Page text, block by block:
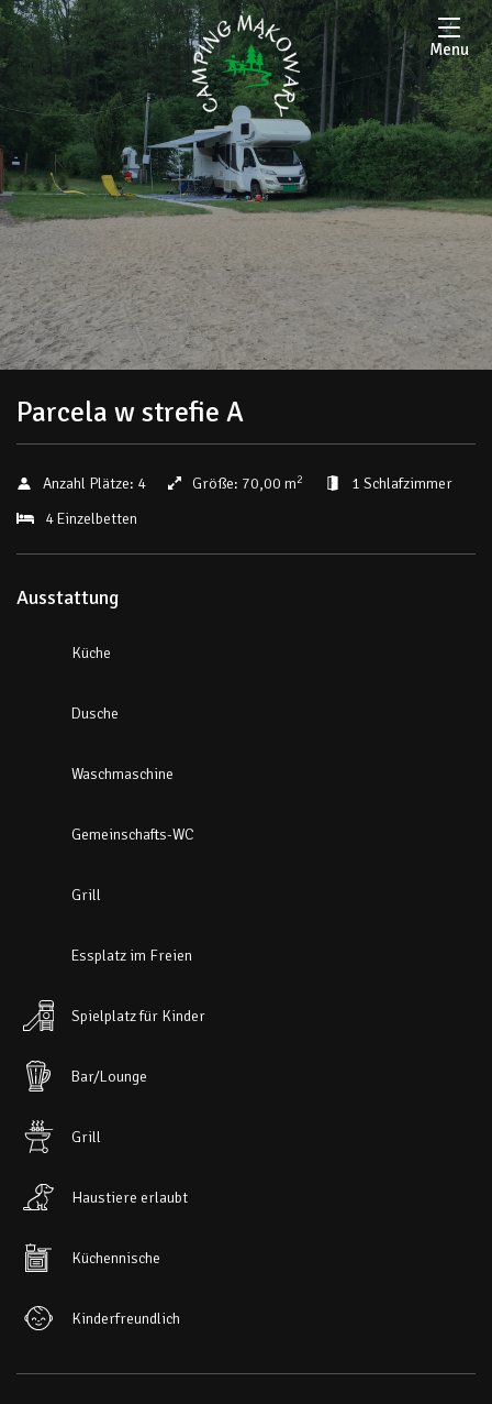
Menu
Parcela w strefie A
Anzahl Plätze: 4 Größe: 70,00 m2
1 Schlafzimmer
4 Einzelbetten
Ausstattung
Küche
Dusche
Waschmaschine
Gemeinschafts-WC
Grill
Essplatz im Freien
Spielplatz für Kinder
Bar/Lounge
Grill
Haustiere erlaubt
Küchennische
Kinderfreundlich